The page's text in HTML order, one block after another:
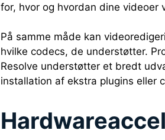
for, hvor og hvordan dine
På samme måde kan
hvilke codecs, de understøtter.
Resolve understøtter et bredt
installation af ekstra plugins eller